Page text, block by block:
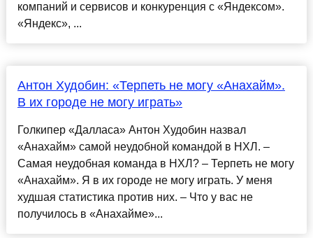
компаний и сервисов и конкуренция с «Яндексом».
«Яндекс», ...
Антон Худобин: «Терпеть не могу «Анахайм».
В их городе не могу играть»
Голкипер «Далласа» Антон Худобин назвал
«Анахайм» самой неудобной командой в НХЛ. –
Самая неудобная команда в НХЛ? – Терпеть не могу
«Анахайм». Я в их городе не могу играть. У меня
худшая статистика против них. – Что у вас не
получилось в «Анахайме»...